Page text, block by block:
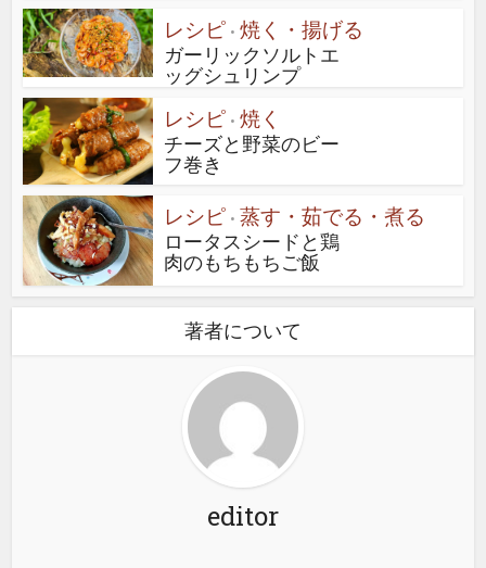
レシピ • 焼く・揚げる
ガーリックソルトエ
ッグシュリンプ
レシピ • 焼く
チーズと野菜のビー
フ巻き
レシピ • 蒸す・茹でる・煮る
ロータスシードと鶏
肉のもちもちご飯
著者について
editor